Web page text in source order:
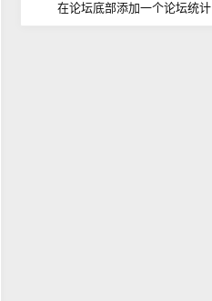
在论坛底部添加一个论坛统计